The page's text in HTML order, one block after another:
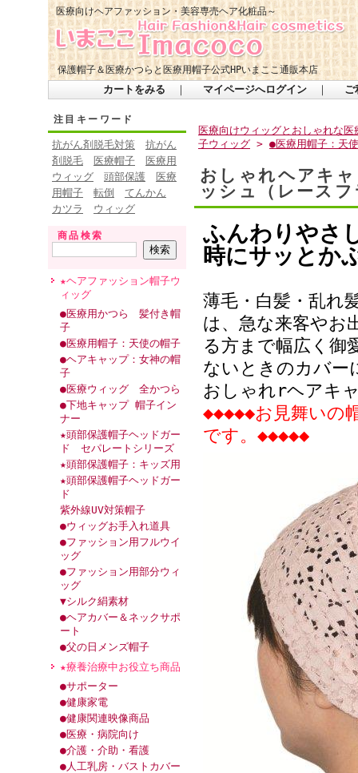
保護帽子＆医療かつらと医療用帽子公式HPいまここ通販本店
医療向けヘアファッション・美容専売ヘア化粧品～
カートをみる ｜ マイページへログイン ｜ ご
注目キーワード
抗がん剤脱毛対策
抗がん
剤脱毛
医療帽子
医療用
ウィッグ
頭部保護
医療
用帽子
転倒
てんかん
カツラ
ウィッグ
商品検索
★ヘアファッション帽子ウ
ィッグ
●医療用かつら 髪付き帽
子
●医療用帽子：天使の帽子
●ヘアキャップ：女神の帽
子
●医療ウィッグ 全かつら
●下地キャップ 帽子イン
ナー
★頭部保護帽子ヘッドガー
ド セパレートシリーズ
★頭部保護帽子：キッズ用
★頭部保護帽子ヘッドガー
ド
紫外線UV対策帽子
●ウィッグお手入れ道具
●ファッション用フルウイ
ッグ
●ファッション用部分ウィ
ッグ
▼シルク絹素材
●ヘアカバー＆ネックサポ
ート
●父の日メンズ帽子
★療養治療中お役立ち商品
●サポーター
●健康家電
●健康関連映像商品
●医療・病院向け
●介護・介助・看護
●人工乳房・バストカバー
医療向けウィッグとおしゃれな
子ウィッグ > ●医療用帽子：天
おしゃれヘアキ
ッシュ（レース
ふんわりやさ
時にサッとか
薄毛・白髪・乱れ
は、急な来客やお
る方まで幅広く御
ないときのカバー
おしゃれrヘアキ
◆◆◆◆◆お見舞いの
です。◆◆◆◆◆